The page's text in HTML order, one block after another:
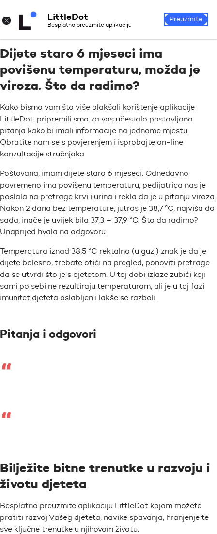
Prijava
Dijete staro 6 mjeseci ima
povišenu temperaturu, možda je
viroza. Što da radimo?
Kako bismo vam što više olakšali korištenje aplikacije
LittleDot, pripremili smo za vas učestalo postavljana
pitanja kako bi imali informacije na jednome mjestu.
Obratite nam se s povjerenjem i isprobajte on-line
konzultacije stručnjaka
Poštovana, imam dijete staro 6 mjeseci. Odnedavno
povremeno ima povišenu temperaturu, pedijatrica nas je
poslala na pretrage krvi i urina i rekla da je u pitanju viroza.
Nakon 2 dana bez temperature, jutros je 38,7 °C, najviša do
sada, inače je uvijek bila 37,3 – 37,9 °C. Što da radimo?
Unaprijed hvala na odgovoru.
Temperatura iznad 38,5 °C rektalno (u guzi) znak je da je
dijete bolesno, trebate otići na pregled, ponoviti pretrage
da se utvrdi što je s djetetom. U toj dobi izlaze zubići koji
sami po sebi ne rezultiraju temperaturom, ali je u toj fazi
imunitet djeteta oslabljen i lakše se razboli.
Pitanja i odgovori
Bilježite bitne trenutke u razvoju i
životu djeteta
Besplatno preuzmite aplikaciju LittleDot kojom možete
pratiti razvoj Vašeg djeteta, navike spavanja, hranjenje te
sve ključne trenutke u njihovom životu.
× LittleDot
Besplatno preuzmite aplikaciju
Preuzmite